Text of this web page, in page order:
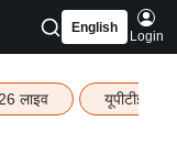
English
Login
लाइव यूपीटीईटी